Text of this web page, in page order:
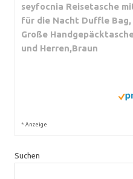
seyfocnia Reisetasche
für die Nacht Duffle Bag,
Große
und Herren,Braun
* Anzeige
Suchen